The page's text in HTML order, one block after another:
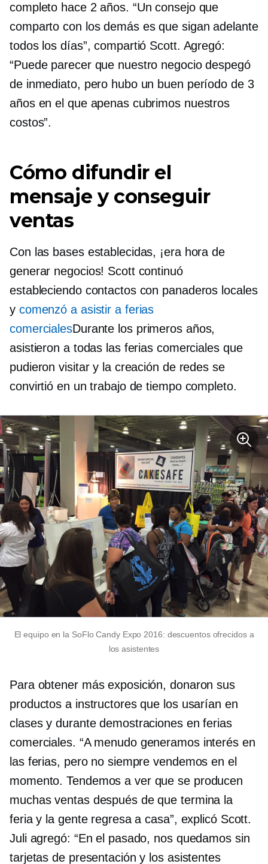
completo hace 2 años. “Un consejo que
comparto con los demás es que sigan adelante
todos los días”, compartió Scott. Agregó:
“Puede parecer que nuestro negocio despegó
de inmediato, pero hubo un buen período de 3
años en el que apenas cubrimos nuestros
costos”.
Cómo difundir el
mensaje y conseguir
ventas
Con las bases establecidas, ¡era hora de
generar negocios! Scott continuó
estableciendo contactos con panaderos locales
y comenzó a asistir a ferias
comercialesDurante los primeros años,
asistieron a todas las ferias comerciales que
pudieron visitar y la creación de redes se
convirtió en un trabajo de tiempo completo.
El equipo en la SoFlo Candy Expo 2016: descuentos ofrecidos a
los asistentes
Para obtener más exposición, donaron sus
productos a instructores que los usarían en
clases y durante demostraciones en ferias
comerciales. “A menudo generamos interés en
las ferias, pero no siempre vendemos en el
momento. Tendemos a ver que se producen
muchas ventas después de que termina la
feria y la gente regresa a casa”, explicó Scott.
Juli agregó: “En el pasado, nos quedamos sin
tarjetas de presentación y los asistentes